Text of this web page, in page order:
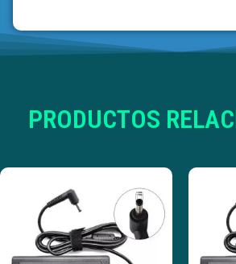
PRODUCTOS